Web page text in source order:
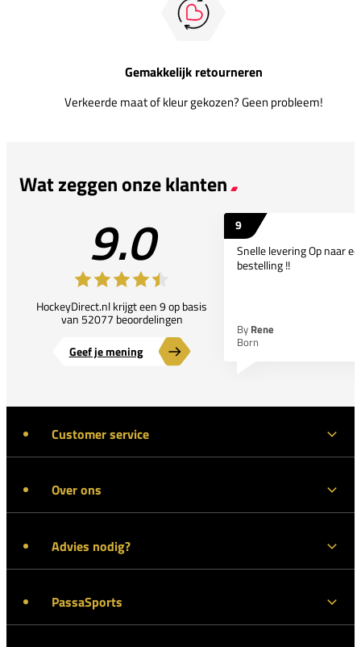
Gemakkelijk retourneren
Verkeerde maat of kleur gekozen? Geen probleem!
Wat zeggen onze klanten
9.0
HockeyDirect.nl krijgt een 9 op basis
van 52077 beoordelingen
Geef je mening
9
Snelle levering Op naar
bestelling !!
By Rene
Born
Customer service
Over ons
Advies nodig?
PassaSports